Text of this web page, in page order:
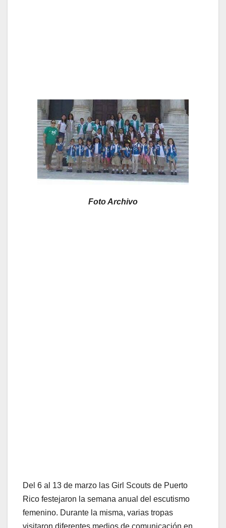
Foto Archivo
Del 6 al 13 de marzo las Girl Scouts de Puerto
Rico festejaron la semana anual del escutismo
femenino. Durante la misma, varias tropas